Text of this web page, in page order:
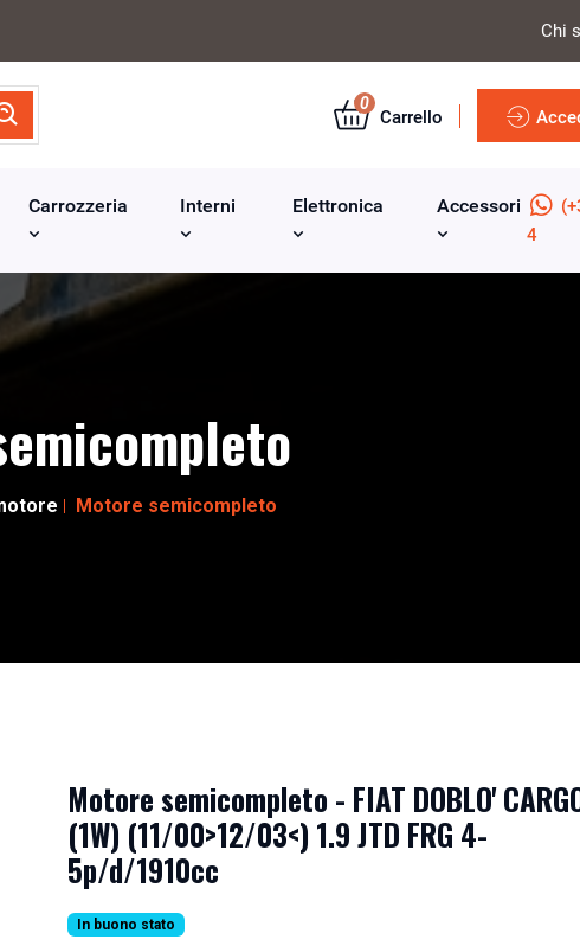
Chi
0
Carrello
Carrozzeria Interni Elettronica Accessori
4
Motore semicompleto
Motore semicompleto - FIAT DOBLO'
(1W) (11/00>12/03<) 1.9 JTD FRG 4-
5p/d/1910cc
In buono stato